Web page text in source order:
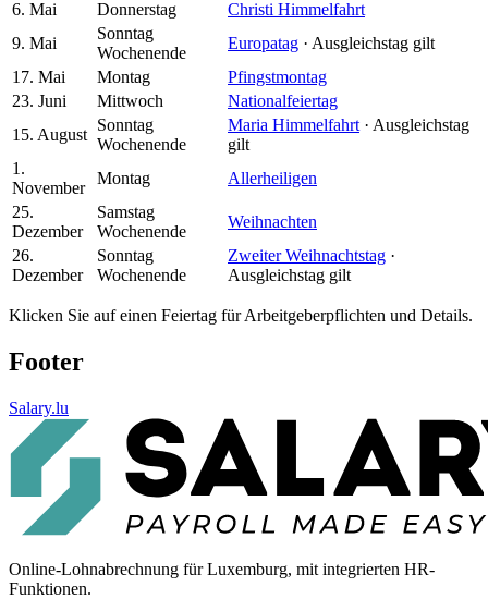
6. Mai Donnerstag
Christi Himmelfahrt
9. Mai
Sonntag
Wochenende
Europatag · Ausgleichstag gilt
17. Mai
Montag
Pfingstmontag
23. Juni
Mittwoch
Nationalfeiertag
15. August
Sonntag
Wochenende
Maria Himmelfahrt · Ausgleichstag
gilt
1.
November
Montag
Allerheiligen
25.
Dezember
Samstag
Wochenende
Weihnachten
26.
Dezember
Sonntag
Wochenende
Zweiter Weihnachtstag ·
Ausgleichstag gilt
Klicken Sie auf einen Feiertag für Arbeitgeberpflichten und Details.
Footer
Salary.lu
Online-Lohnabrechnung für Luxemburg, mit integrierten HR-
Funktionen.